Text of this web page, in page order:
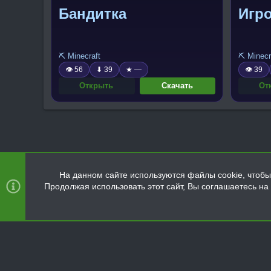
Бандитка
⛏️ Minecraft
👁 56 ⬇ 39 ★ —
Открыть Скачать
⛏️
👁 39
На данном сайте используются файлы cookie, чтобы
Продолжая использовать этот сайт, Вы соглашаетесь